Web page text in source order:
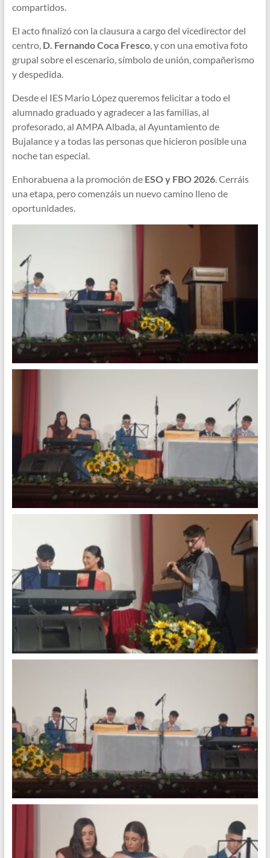
compartidos.
El acto finalizó con la clausura a cargo del vicedirector del
centro, D. Fernando Coca Fresco, y con una emotiva foto
grupal sobre el escenario, símbolo de unión, compañerismo
y despedida.
Desde el IES Mario López queremos felicitar a todo el
alumnado graduado y agradecer a las familias, al
profesorado, al AMPA Albada, al Ayuntamiento de
Bujalance y a todas las personas que hicieron posible una
noche tan especial.
Enhorabuena a la promoción de ESO y FBO 2026. Cerráis
una etapa, pero comenzáis un nuevo camino lleno de
oportunidades.